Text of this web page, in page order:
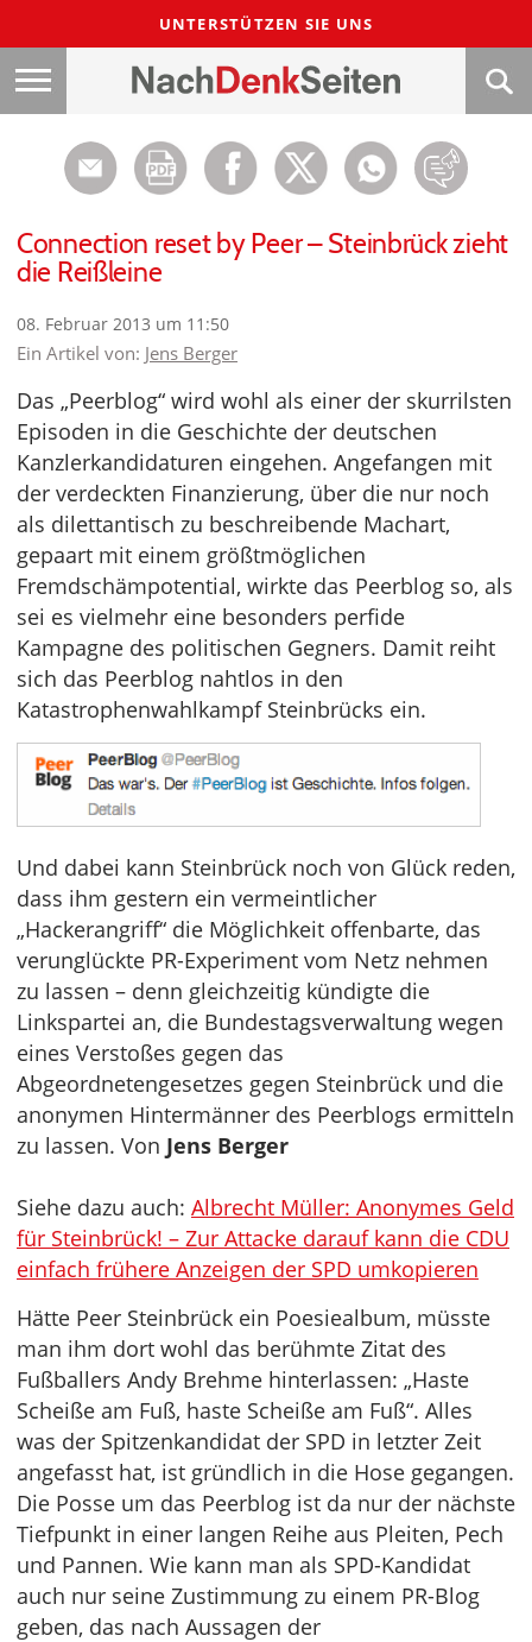
UNTERSTÜTZEN SIE UNS
Connection reset by Peer – Steinbrück zieht
die Reißleine
08. Februar 2013 um 11:50
Ein Artikel von: Jens Berger
Das „Peerblog“ wird wohl als einer der skurrilsten
Episoden in die Geschichte der deutschen
Kanzlerkandidaturen eingehen. Angefangen mit
der verdeckten Finanzierung, über die nur noch
als dilettantisch zu beschreibende Machart,
gepaart mit einem größtmöglichen
Fremdschämpotential, wirkte das Peerblog so, als
sei es vielmehr eine besonders perfide
Kampagne des politischen Gegners. Damit reiht
sich das Peerblog nahtlos in den
Katastrophenwahlkampf Steinbrücks ein.
Und dabei kann Steinbrück noch von Glück reden,
dass ihm gestern ein vermeintlicher
„Hackerangriff“ die Möglichkeit offenbarte, das
verunglückte PR-Experiment vom Netz nehmen
zu lassen – denn gleichzeitig kündigte die
Linkspartei an, die Bundestagsverwaltung wegen
eines Verstoßes gegen das
Abgeordnetengesetzes gegen Steinbrück und die
anonymen Hintermänner des Peerblogs ermitteln
zu lassen. Von Jens Berger
Siehe dazu auch: Albrecht Müller: Anonymes Geld
für Steinbrück! – Zur Attacke darauf kann die CDU
einfach frühere Anzeigen der SPD umkopieren
Hätte Peer Steinbrück ein Poesiealbum, müsste
man ihm dort wohl das berühmte Zitat des
Fußballers Andy Brehme hinterlassen: „Haste
Scheiße am Fuß, haste Scheiße am Fuß“. Alles
was der Spitzenkandidat der SPD in letzter Zeit
angefasst hat, ist gründlich in die Hose gegangen.
Die Posse um das Peerblog ist da nur der nächste
Tiefpunkt in einer langen Reihe aus Pleiten, Pech
und Pannen. Wie kann man als SPD-Kandidat
auch nur seine Zustimmung zu einem PR-Blog
geben, das nach Aussagen der